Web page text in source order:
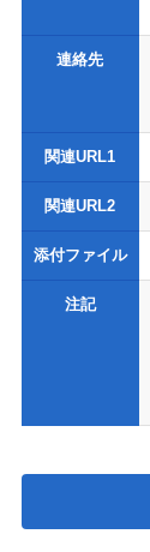
連絡先
関連URL1
関連URL2
添付ファイル
注記